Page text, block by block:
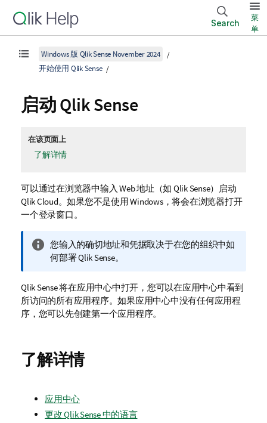
Search
菜
单
Windows 版 Qlik Sense November 2024
开始使用 Qlik Sense
启动Qlik Sense
在该页面上
了解详情
可以通过在浏览器中输入 Web 地址（如 Qlik Sense）启动
Qlik Cloud。如果您不是使用 Windows，将会在浏览器打开
一个登录窗口。
信
息
释
您输入的确切地址和凭据取决于在您的组织中如
何部署Qlik Sense。
Qlik Sense将在应用中心中打开，您可以在应用中心中看到
所访问的所有应用程序。如果应用中心中没有任何应用程
序，您可以先创建第一个应用程序。
了解详情
应用中心
更改 Qlik Sense 中的语言